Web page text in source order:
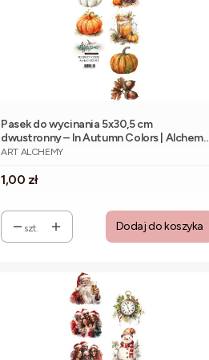
Pasek do wycinania 5x30,5 cm
dwustronny – In Autumn Colors | Alchemy
of Art
PRODUCENT
ART ALCHEMY
Cena
1,00 zł
szt. Dodaj do koszyka